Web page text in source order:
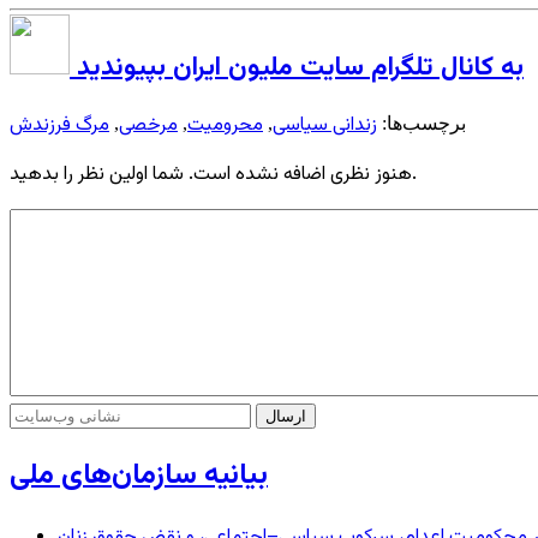
به کانال تلگرام سایت ملیون ایران بپیوندید
برچسب‌ها: زندانی سیاسی, محرومیت, مرخصی, مرگ فرزندش
هنوز نظری اضافه نشده است. شما اولین نظر را بدهید.
بیانیه سازمان‌های ملی